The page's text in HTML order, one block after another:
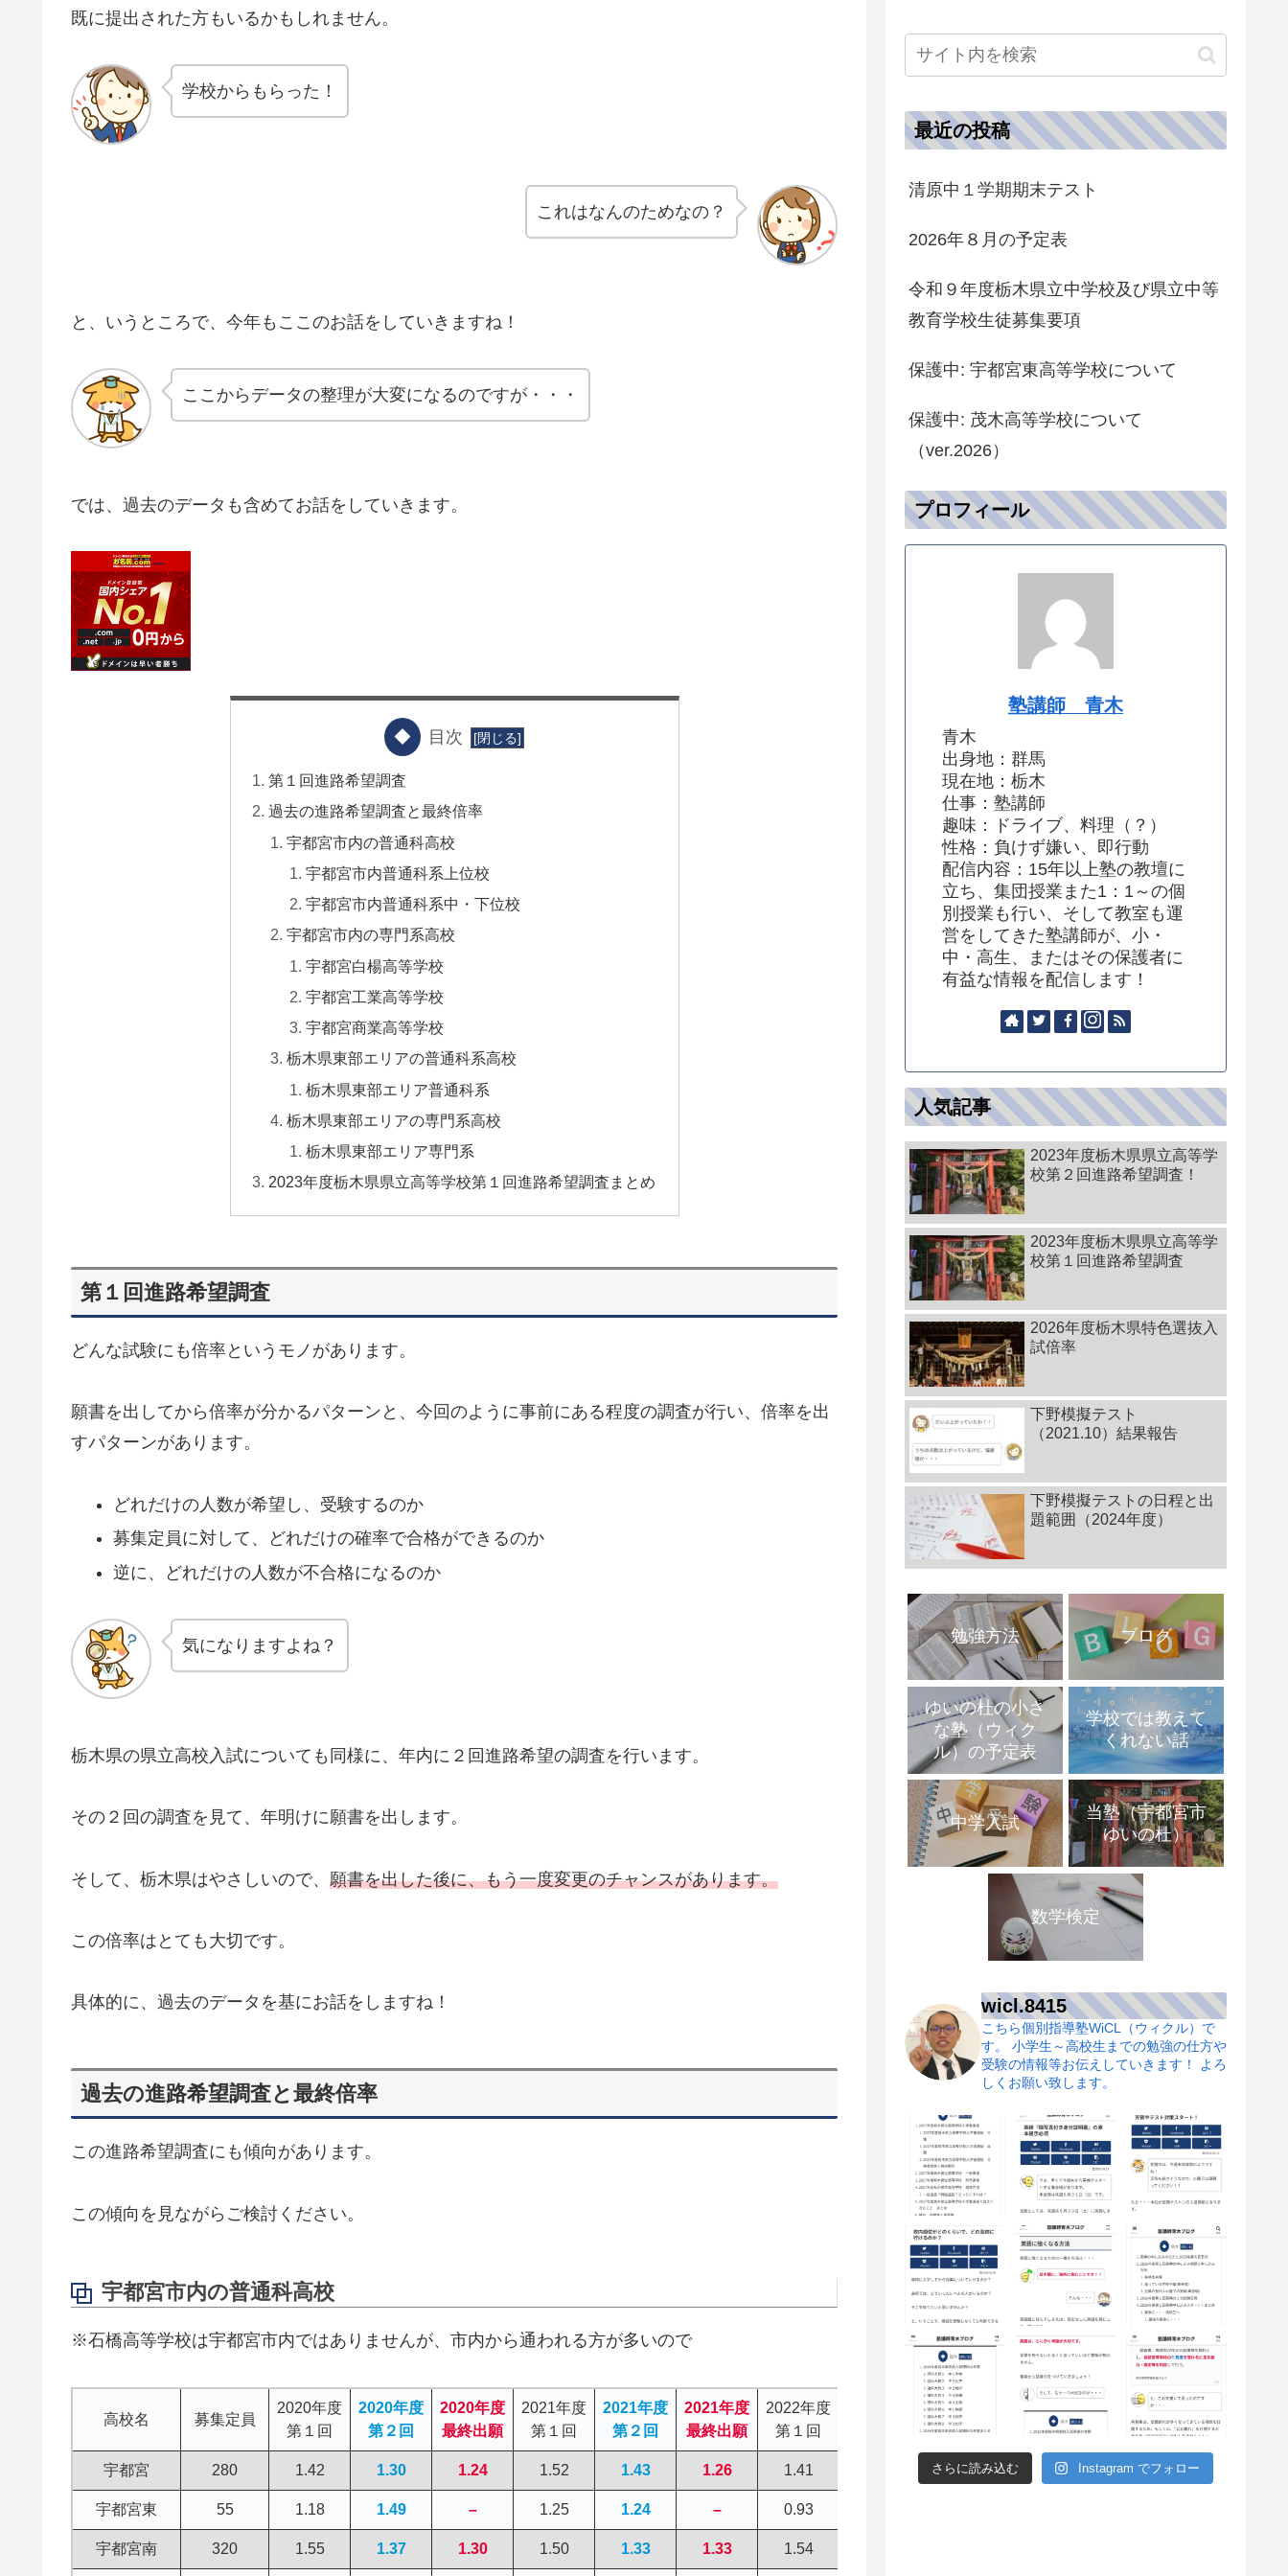
既に提出された方もいるかもしれません。
学校からもらった！
これはなんのためなの？
と、いうところで、今年もここのお話をしていきますね！
ここからデータの整理が大変になるのですが・・・
では、過去のデータも含めてお話をしていきます。
目次
第１回進路希望調査
過去の進路希望調査と最終倍率
宇都宮市内の普通科高校
宇都宮市内普通科系上位校
宇都宮市内普通科系中・下位校
宇都宮市内の専門系高校
宇都宮白楊高等学校
宇都宮工業高等学校
宇都宮商業高等学校
栃木県東部エリアの普通科系高校
栃木県東部エリア普通科系
栃木県東部エリアの専門系高校
栃木県東部エリア専門系
2023年度栃木県県立高等学校第１回進路希望調査まとめ
第１回進路希望調査
どんな試験にも倍率というモノがあります。
願書を出してから倍率が分かるパターンと、今回のように事前にある程度の調査が行い、倍率を出
すパターンがあります。
どれだけの人数が希望し、受験するのか
募集定員に対して、どれだけの確率で合格ができるのか
逆に、どれだけの人数が不合格になるのか
気になりますよね？
栃木県の県立高校入試についても同様に、年内に２回進路希望の調査を行います。
その２回の調査を見て、年明けに願書を出します。
そして、栃木県はやさしいので、 願書を出した後に、もう一度変更のチャンスがあります。
この倍率はとても大切です。
具体的に、過去のデータを基にお話をしますね！
過去の進路希望調査と最終倍率
この進路希望調査にも傾向があります。
この傾向を見ながらご検討ください。
宇都宮市内の普通科高校
※石橋高等学校は宇都宮市内ではありませんが、市内から通われる方が多いので
高校名 募集定員
2020年度
第１回
2020年度
第２回
2020年度
最終出願
2021年度
第１回
2021年度
第２回
2021年度
最終出願
2022年度
第１回
2022年度
最終出願
宇都宮 280 1.42 1.30 1.24 1.52 1.43 1.26 1.41 1.20
宇都宮東 55 1.18 1.49 – 1.25 1.24 – 0.93
宇都宮南 320 1.55 1.37 1.30 1.50 1.33 1.33 1.54
最近の投稿
清原中１学期期末テスト
2026年８月の予定表
令和９年度栃木県立中学校及び県立中等
教育学校生徒募集要項
保護中: 宇都宮東高等学校について
保護中: 茂木高等学校について
（ver.2026）
プロフィール
塾講師 青木
青木
出身地：群馬
現在地：栃木
仕事：塾講師
趣味：ドライブ、料理（？）
性格：負けず嫌い、即行動
配信内容：15年以上塾の教壇に
立ち、集団授業また1：1～の個
別授業も行い、そして教室も運
営をしてきた塾講師が、小・
中・高生、またはその保護者に
有益な情報を配信します！
人気記事
2023年度栃木県県立高等学
校第２回進路希望調査！
2023年度栃木県県立高等学
校第１回進路希望調査
2026年度栃木県特色選抜入
試倍率
下野模擬テスト
（2021.10）結果報告
下野模擬テストの日程と出
題範囲（2024年度）
勉強方法 ブログ
ゆいの杜の小さ
な塾（ウィク
ル）の予定表
学校では教えて
くれない話
中学入試
当塾（宇都宮市
ゆいの杜）
数学検定
wicl.8415
こちら個別指導塾WiCL（ウィクル）で
す。
小学生～高校生までの勉強の仕方や
受験の情報等お伝えしていきます！
よろ
しくお願い致します。
さらに読み込む Instagram でフォロー